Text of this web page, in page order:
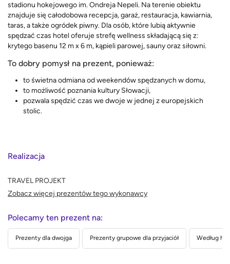
stadionu hokejowego im. Ondreja Nepeli. Na terenie obiektu
znajduje się całodobowa recepcja, garaż, restauracja, kawiarnia,
taras, a także ogródek piwny. Dla osób, które lubią aktywnie
spędzać czas hotel oferuje strefę wellness składającą się z:
krytego basenu 12 m x 6 m, kąpieli parowej, sauny oraz siłowni.
To dobry pomysł na prezent, ponieważ:
to świetna odmiana od weekendów spędzanych w domu,
to możliwość poznania kultury Słowacji,
pozwala spędzić czas we dwoje w jednej z europejskich
stolic.
Realizacja
TRAVEL PROJEKT
Zobacz więcej prezentów tego wykonawcy
Polecamy ten prezent na:
Prezenty dla dwojga Prezenty grupowe dla przyjaciół Według